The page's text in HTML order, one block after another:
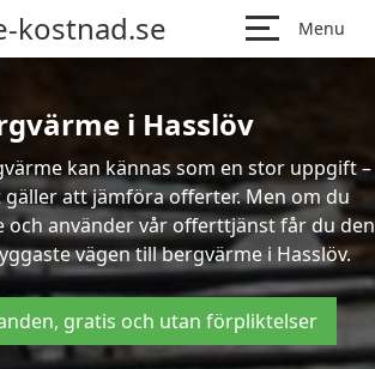
kostnad.se Menu
i Hasslöv
kan kännas som en stor uppgift –
att jämföra offerter. Men om du
och använder vår offerttjänst får du den
vägen till bergvärme i Hasslöv.
gratis och utan förpliktelser